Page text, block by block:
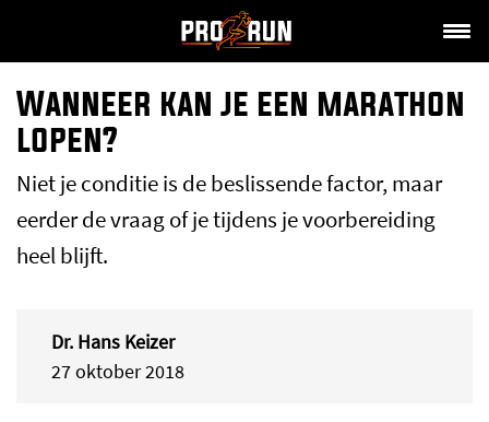
Wanneer kan je een marathon
lopen?
Niet je conditie is de beslissende factor, maar
eerder de vraag of je tijdens je voorbereiding
heel blijft.
Dr. Hans Keizer
27 oktober 2018